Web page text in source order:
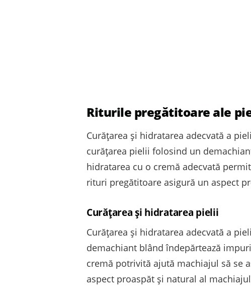
Riturile pregătitoare ale
Curățarea și hidratarea adecvată a
curățarea pielii folosind un
hidratarea cu o cremă adecvată
rituri pregătitoare asigură un aspect
Curățarea și hidratarea pielii
Curățarea și hidratarea adecvată a
demachiant blând îndepărtează
cremă potrivită ajută machiajul să se
aspect proaspăt și natural al